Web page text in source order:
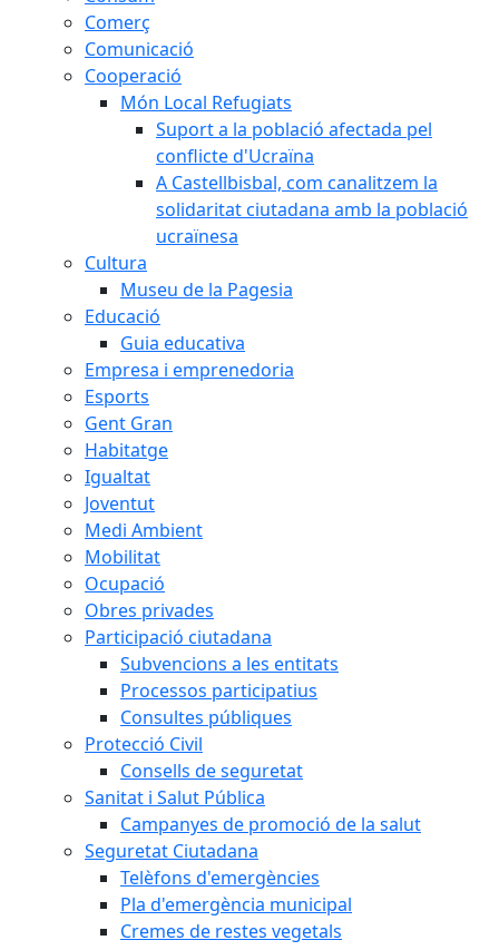
Comerç
Comunicació
Cooperació
Món Local Refugiats
Suport a la població afectada pel
conflicte d'Ucraïna
A Castellbisbal, com canalitzem la
solidaritat ciutadana amb la població
ucraïnesa
Cultura
Museu de la Pagesia
Educació
Guia educativa
Empresa i emprenedoria
Esports
Gent Gran
Habitatge
Igualtat
Joventut
Medi Ambient
Mobilitat
Ocupació
Obres privades
Participació ciutadana
Subvencions a les entitats
Processos participatius
Consultes públiques
Protecció Civil
Consells de seguretat
Sanitat i Salut Pública
Campanyes de promoció de la salut
Seguretat Ciutadana
Telèfons d'emergències
Pla d'emergència municipal
Cremes de restes vegetals